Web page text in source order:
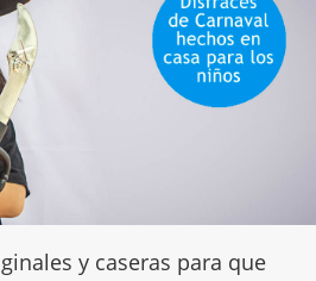
y caseras para que